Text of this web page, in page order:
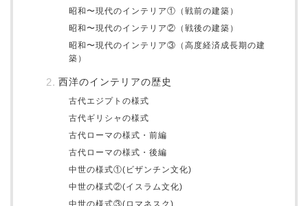
昭和〜現代のインテリア①（戦前の建築）
昭和〜現代のインテリア②（戦後の建築）
昭和〜現代のインテリア③（高度経済成長期の建
築）
西洋のインテリアの歴史
古代エジプトの様式
古代ギリシャの様式
古代ローマの様式・前編
古代ローマの様式・後編
中世の様式①(ビザンチン文化)
中世の様式②(イスラム文化)
中世の様式③(ロマネスク)